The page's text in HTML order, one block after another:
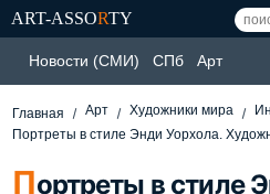
ART-ASSORTY
Новости (СМИ) СПб Арт
Главная Арт Художники мира
Портреты в стиле Энди Уорхола.
Портреты в стиле